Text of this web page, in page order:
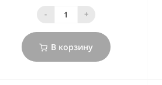
- +
В корзину